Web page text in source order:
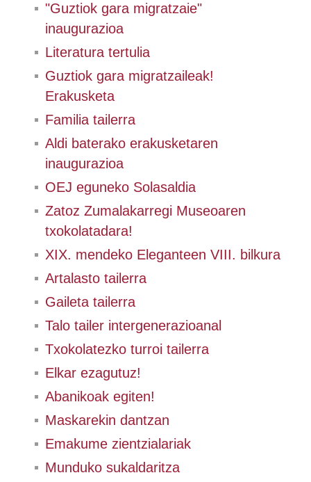
"Guztiok gara migratzaie"
inaugurazioa
Literatura tertulia
Guztiok gara migratzaileak!
Erakusketa
Familia tailerra
Aldi baterako erakusketaren
inaugurazioa
OEJ eguneko Solasaldia
Zatoz Zumalakarregi Museoaren
txokolatadara!
XIX. mendeko Eleganteen VIII. bilkura
Artalasto tailerra
Gaileta tailerra
Talo tailer intergenerazioanal
Txokolatezko turroi tailerra
Elkar ezagutuz!
Abanikoak egiten!
Maskarekin dantzan
Emakume zientzialariak
Munduko sukaldaritza